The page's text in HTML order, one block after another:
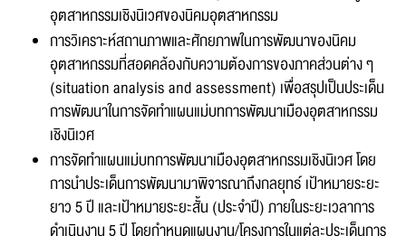
อุตสาหกรรมเชิงนิเวศของนิคมอุตสาหกรรม
การวิเคราะห์สถานภาพและศักยภาพในการพัฒนาของนิคม
อุตสาหกรรมที่สอดคล้องกับความต้องการของภาคส่วนต่าง ๆ
(situation analysis and assessment) เพื่อสรุปเป็นประเด็น
การพัฒนาในการจัดทำแผนแม่บทการพัฒนาเมืองอุตสาหกรรม
เชิงนิเวศ
การจัดทำแผนแม่บทการพัฒนาเมืองอุตสาหกรรมเชิงนิเวศ โดย
การนำประเด็นการพัฒนามาพิจารณาถึงกลยุทธ์ เป้าหมายระยะ
ยาว 5 ปี และเป้าหมายระยะสั้น (ประจำปี) ภายในระยะเวลาการ